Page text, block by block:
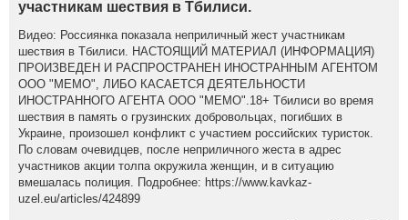
участникам шествия в Тбилиси.
Видео: Россиянка показала неприличный жест участникам
шествия в Тбилиси. НАСТОЯЩИЙ МАТЕРИАЛ (ИНФОРМАЦИЯ)
ПРОИЗВЕДЕН И РАСПРОСТРАНЕН ИНОСТРАННЫМ АГЕНТОМ
ООО "МЕМО", ЛИБО КАСАЕТСЯ ДЕЯТЕЛЬНОСТИ
ИНОСТРАННОГО АГЕНТА ООО "МЕМО".18+ Тбилиси во время
шествия в память о грузинских добровольцах, погибших в
Украине, произошел конфликт с участием российских туристок.
По словам очевидцев, после неприличного жеста в адрес
участников акции толпа окружила женщин, и в ситуацию
вмешалась полиция. Подробнее: https://www.kavkaz-
uzel.eu/articles/424899